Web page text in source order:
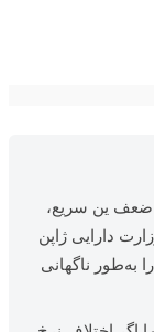
ضعف ین سریع،
دارایی ژاپن
می‌تواند با فروش دلار و خرید ین، USDJPY را به‌طور ناگهانی